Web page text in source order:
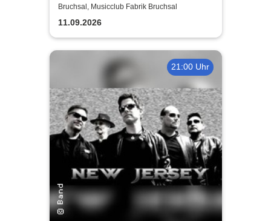
Night | Musicclub Fabrik
Bruchsal
Bruchsal, Musicclub Fabrik Bruchsal
11.09.2026
21:00 Uhr